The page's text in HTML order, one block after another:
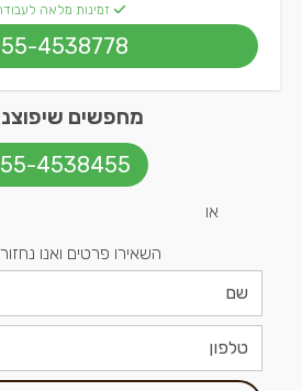
זמינות מלאה
4538778
מחפשים
4538455
או
השאירו פרטים ואנו